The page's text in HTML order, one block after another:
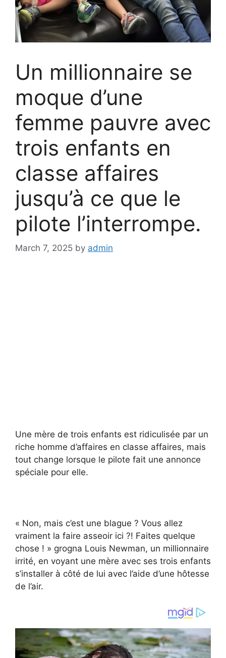
Un millionnaire se
moque d’une
femme pauvre avec
trois enfants en
classe affaires
jusqu’à ce que le
pilote l’interrompe.
March 7, 2025 by admin
Une mère de trois enfants est ridiculisée par un
riche homme d’affaires en classe affaires, mais
tout change lorsque le pilote fait une annonce
spéciale pour elle.
« Non, mais c’est une blague ? Vous allez
vraiment la faire asseoir ici ?! Faites quelque
chose ! » grogna Louis Newman, un millionnaire
irrité, en voyant une mère avec ses trois enfants
s’installer à côté de lui avec l’aide d’une hôtesse
de l’air.